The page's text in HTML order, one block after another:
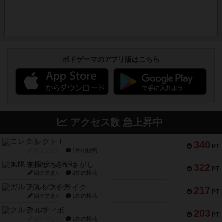
ボドゲーマのアプリ版はこちら
アクセス数 急上昇中
340 PT
コレクト！
1件の投稿
322 PT
無限まちがいさがし
紹介文あり 2件の投稿
217 PT
ガルフストライク
紹介文あり 1件の投稿
203 PT
クルティボ
1件の投稿